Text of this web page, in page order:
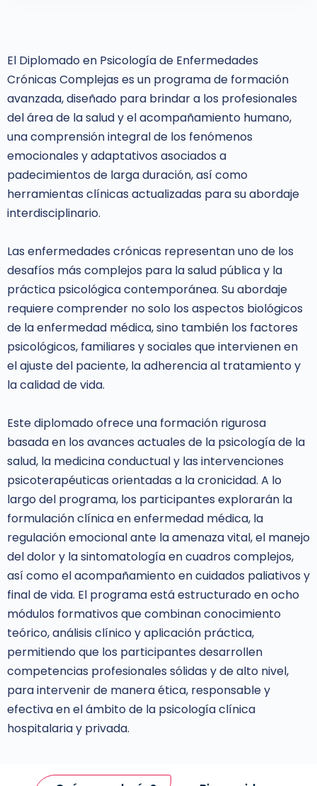
El Diplomado en Psicología de Enfermedades
Crónicas Complejas es un programa de formación
avanzada, diseñado para brindar a los profesionales
del área de la salud y el acompañamiento humano,
una comprensión integral de los fenómenos
emocionales y adaptativos asociados a
padecimientos de larga duración, así como
herramientas clínicas actualizadas para su abordaje
interdisciplinario.
Las enfermedades crónicas representan uno de los
desafíos más complejos para la salud pública y la
práctica psicológica contemporánea. Su abordaje
requiere comprender no solo los aspectos biológicos
de la enfermedad médica, sino también los factores
psicológicos, familiares y sociales que intervienen en
el ajuste del paciente, la adherencia al tratamiento y
la calidad de vida.
Este diplomado ofrece una formación rigurosa
basada en los avances actuales de la psicología de la
salud, la medicina conductual y las intervenciones
psicoterapéuticas orientadas a la cronicidad. A lo
largo del programa, los participantes explorarán la
formulación clínica en enfermedad médica, la
regulación emocional ante la amenaza vital, el manejo
del dolor y la sintomatología en cuadros complejos,
así como el acompañamiento en cuidados paliativos y
final de vida. El programa está estructurado en ocho
módulos formativos que combinan conocimiento
teórico, análisis clínico y aplicación práctica,
permitiendo que los participantes desarrollen
competencias profesionales sólidas y de alto nivel,
para intervenir de manera ética, responsable y
efectiva en el ámbito de la psicología clínica
hospitalaria y privada.